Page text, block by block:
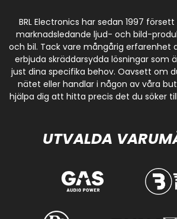
BRL Electronics har sedan 1997
marknadsledande ljud- och bild-
och bil. Tack vare mångårig erfarenhet
erbjuda skräddarsydda lösningar som
just dina specifika behov. Oavsett om
nätet eller handlar i någon av våra
hjälpa dig att hitta precis det du söker
UTVALDA